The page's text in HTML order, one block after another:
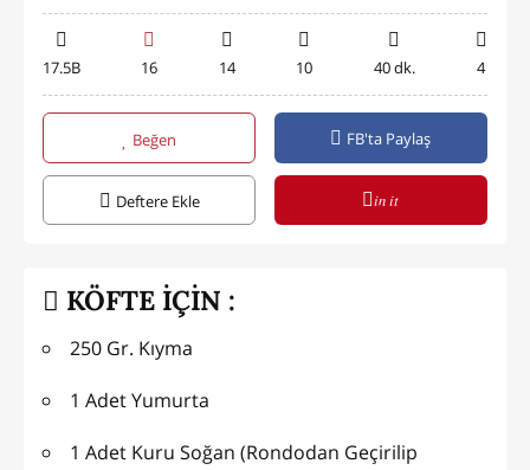
17.5B 16 14 10 40 dk. 4
Beğen FB'ta Paylaş
Deftere Ekle in it
KÖFTE İÇİN :
250 Gr. Kıyma
1 Adet Yumurta
1 Adet Kuru Soğan (Rondodan Geçirilip